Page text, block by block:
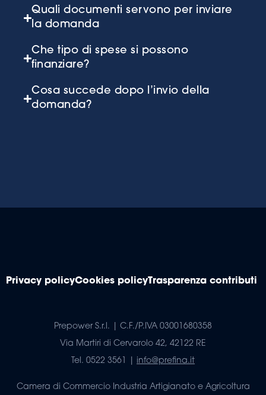
Quali documenti servono per inviare
la domanda
Che tipo di spese si possono
finanziare?
Cosa succede dopo l’invio della
domanda?
Prepower S.r.l. | C.F./P.IVA 03001680358
Via Martiri di Cervarolo 42, 42122 RE
Tel. 0522 3561 | info@prefina.it
Camera di Commercio Industria Artigianato e Agricoltura
Privacy policyCookies policyTrasparenza contributi